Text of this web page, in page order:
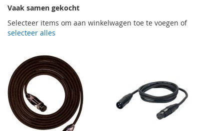
Vaak samen gekocht
Selecteer items om aan winkelwagen toe te voegen of
selecteer alles